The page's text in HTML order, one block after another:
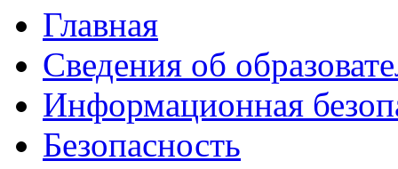
Главная
Сведения об
Информационная
Безопасность